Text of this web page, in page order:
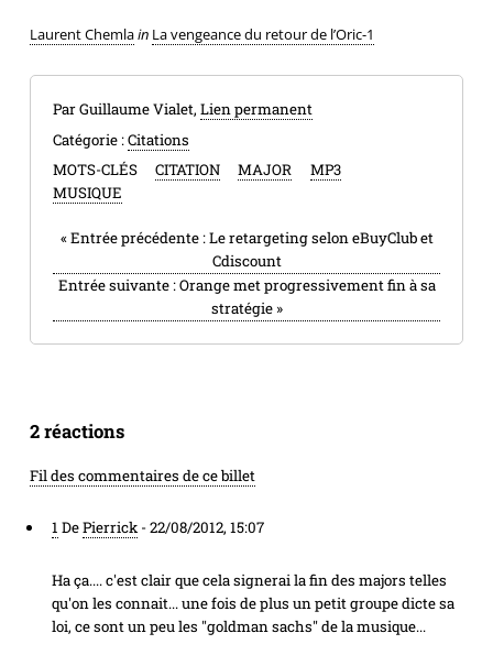
Laurent Chemlain La vengeance du retour de l’Oric-1
Par Guillaume Vialet, Lien permanent
Catégorie :Citations
MOTS-CLÉS
CITATION MAJOR
MP3
MUSIQUE
«Entrée précédente :Le retargeting selon eBuyClub et
Cdiscount
Entrée suivante :Orange met progressivement fin à sa
stratégie»
2 réactions
Fil des commentaires de ce billet
1 DePierrick-22/08/2012, 15:07
Ha ça.... c'est clair que cela signerai la fin des majors telles
qu'on les connait... une fois de plus un petit groupe dicte sa
loi, ce sont un peu les "goldman sachs" de la musique...